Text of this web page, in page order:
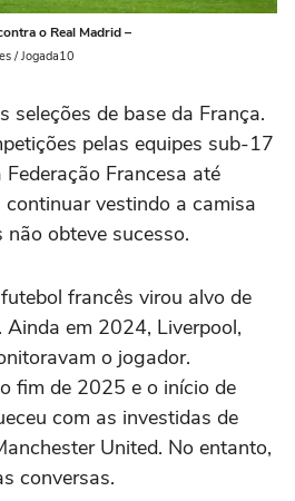
o Real Madrid –
/ Jogada10
seleções de base da França.
pelas equipes sub-17
Francesa até
vestindo a camisa
obteve sucesso.
francês virou alvo de
em 2024, Liverpool,
o jogador.
fim de 2025 e o início de
com as investidas de
United. No entanto,
conversas.